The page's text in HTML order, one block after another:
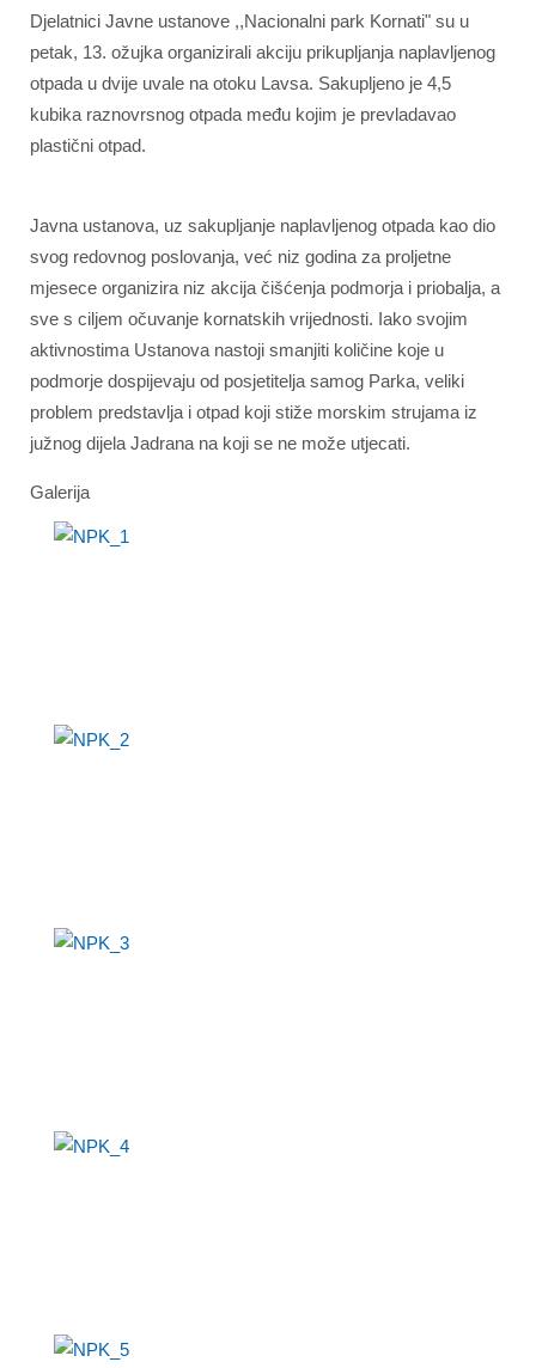
Djelatnici Javne ustanove ,,Nacionalni park Kornati" su u
petak, 13. ožujka organizirali akciju prikupljanja naplavljenog
otpada u dvije uvale na otoku Lavsa. Sakupljeno je 4,5
kubika raznovrsnog otpada među kojim je prevladavao
plastični otpad.
Javna ustanova, uz sakupljanje naplavljenog otpada kao dio
svog redovnog poslovanja, već niz godina za proljetne
mjesece organizira niz akcija čišćenja podmorja i priobalja, a
sve s ciljem očuvanje kornatskih vrijednosti. Iako svojim
aktivnostima Ustanova nastoji smanjiti količine koje u
podmorje dospijevaju od posjetitelja samog Parka, veliki
problem predstavlja i otpad koji stiže morskim strujama iz
južnog dijela Jadrana na koji se ne može utjecati.
Galerija